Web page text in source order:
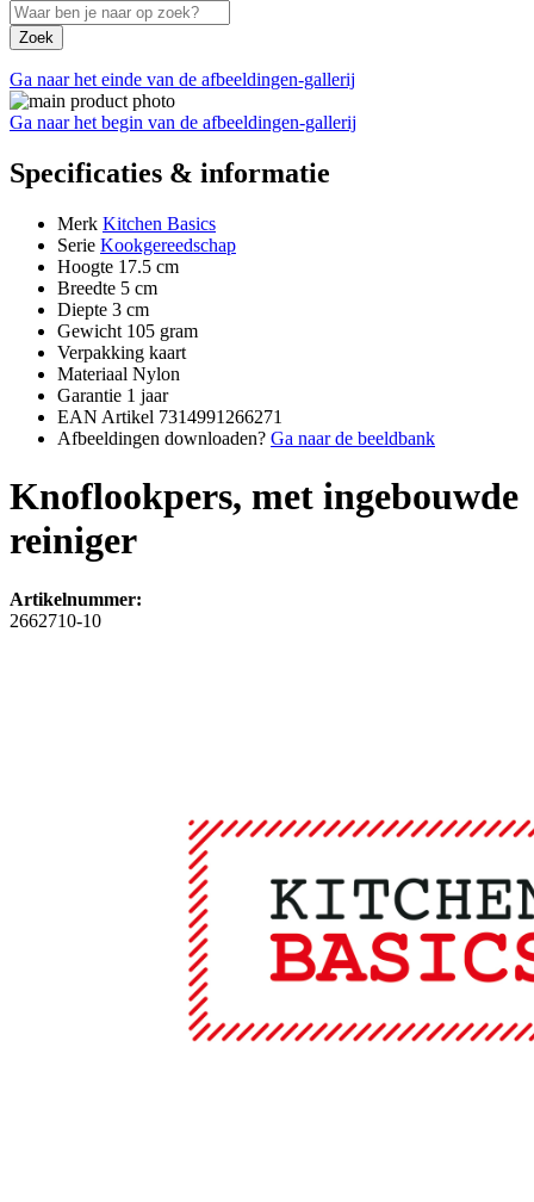
Zoek
Ga naar het einde van de afbeeldingen-gallerij
Ga naar het begin van de afbeeldingen-gallerij
Specificaties & informatie
Merk Kitchen Basics
Serie Kookgereedschap
Hoogte 17.5 cm
Breedte 5 cm
Diepte 3 cm
Gewicht 105 gram
Verpakking kaart
Materiaal Nylon
Garantie 1 jaar
EAN Artikel 7314991266271
Afbeeldingen downloaden? Ga naar de beeldbank
Knoflookpers, met ingebouwde
reiniger
Artikelnummer:
2662710-10